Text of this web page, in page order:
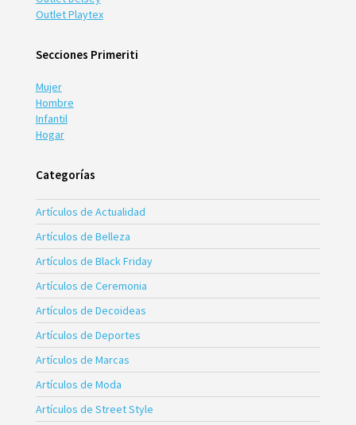
Outlet Playtex
Secciones Primeriti
Mujer
Hombre
Infantil
Hogar
Categorías
Artículos de Actualidad
Artículos de Belleza
Artículos de Black Friday
Artículos de Ceremonia
Artículos de Decoideas
Artículos de Deportes
Artículos de Marcas
Artículos de Moda
Artículos de Street Style